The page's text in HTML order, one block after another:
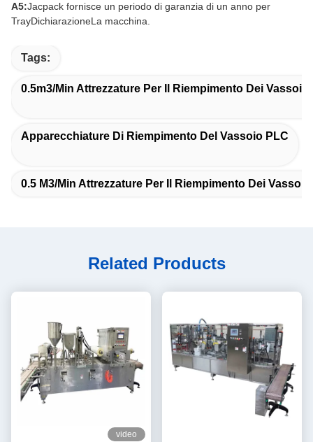
A5:Jacpack fornisce un periodo di garanzia di un anno per
TrayDichiarazioneLa macchina.
Tags:
0.5m3/min Attrezzature Per Il Riempimento Dei Vassoi
Apparecchiature Di Riempimento Del Vassoio PLC
0.5 M3/min Attrezzature Per Il Riempimento Dei Vassoi
Related Products
video